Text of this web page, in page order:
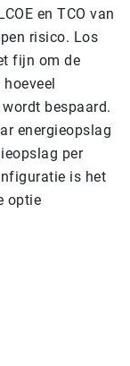
en TCO van
risico. Los
fijn om de
bespaard.
energieopslag
per
is het
optie